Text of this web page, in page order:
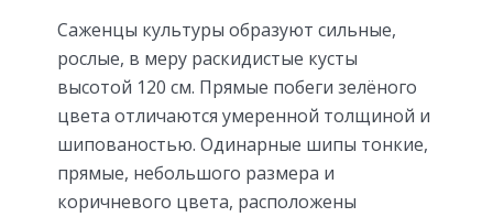
Саженцы культуры образуют сильные,
рослые, в меру раскидистые кусты
высотой 120 см. Прямые побеги зелёного
цвета отличаются умеренной толщиной и
шипованостью. Одинарные шипы тонкие,
прямые, небольшого размера и
коричневого цвета, расположены